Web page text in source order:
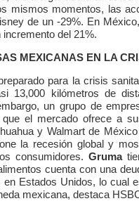
mismos momentos, las
de un -29%. En
del 21%.
MEXICANAS EN LA
para la crisis
13,000 kilómetros de
un grupo de
que el mercado ofrece a
y Walmart de
la recesión global y
consumidores. Gruma
cuenta con una
Estados Unidos, lo cual
mexicana, destaca